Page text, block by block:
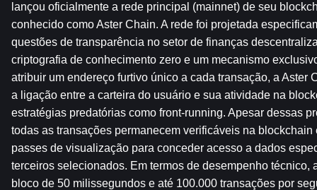
lançou oficialmente a rede principal (mainnet) de seu
conhecido como Aster Chain. A rede foi projetada
questões de transparência no setor de finanças
criptografia de conhecimento zero e um mecanismo
atribuir um endereço furtivo único a cada transação, a Aster
a ligação entre a carteira do usuário e sua atividade na
estratégias predatórias como front-running. Apesar dessas
todas as transações permanecem verificáveis ​​na
passes de visualização para conceder acesso a dados
terceiros selecionados. Em termos de desempenho técnico,
bloco de 50 milissegundos e até 100.000 transações por